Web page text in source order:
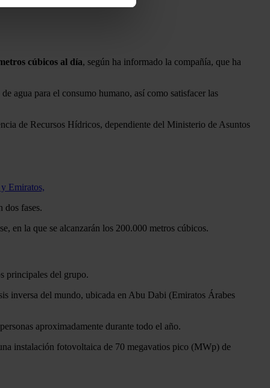
les haya proporcionado o
cúbicos al día, según ha informado la compañía, que ha
agua para el consumo humano, así como satisfacer las
de Recursos Hídricos, dependiente del Ministerio de Asuntos
Emiratos,
dos fases.
en la que se alcanzarán los 200.000 metros cúbicos.
principales del grupo.
inversa del mundo, ubicada en Abu Dabi (Emiratos Árabes
aproximadamente durante todo el año.
instalación fotovoltaica de 70 megavatios pico (MWp) de